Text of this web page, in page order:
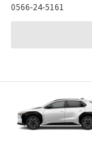
0566-24-5161